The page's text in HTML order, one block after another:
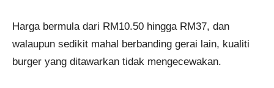
Harga bermula dari RM10.50 hingga RM37, dan
walaupun sedikit mahal berbanding gerai lain, kualiti
burger yang ditawarkan tidak mengecewakan​.